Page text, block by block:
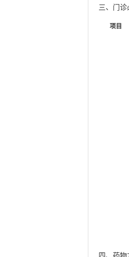
三、门诊
项目